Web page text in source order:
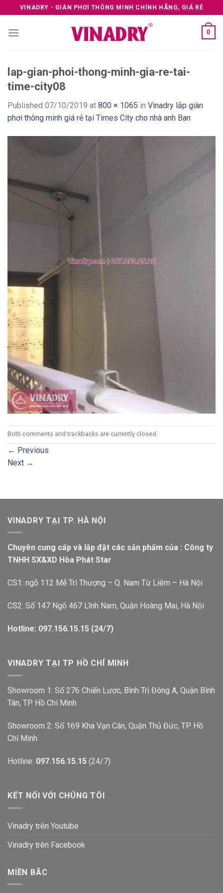
to
content
VINADRY - GIÀN PHƠI THÔNG MINH CHÍNH HÃNG, GIÁ RẺ
0
lap-gian-phoi-thong-minh-gia-re-tai-
time-city08
Published 07/10/2019 at 800 × 1065 in Vinadry lắp giàn
phơi thông minh giá rẻ tại Times City cho nhà anh Ban
Both comments and trackbacks are currently closed.
← Previous
Next →
VINADRY TẠI TP. HÀ NỘI
Chuyên cung cấp và lắp đặt các sản phẩm của : Công ty
TNHH SX&XD Hòa Phát Star
CS1: ngõ 112 Mễ Trì Thượng – Q. Nam Từ Liêm – Hà Nội
CS2: Số 147 Ngõ 467 Lĩnh Nam, Quận Hoàng Mai, Hà Nội
Hotline: 097.156.15.15 (24/7)
VINADRY TẠI TP HỒ CHÍ MINH
Showroom 1: Số 276 Chiến Lược, Bình Trị Đông A, Quận Bình
Tân, TP. Hồ Chí Minh
Showroom 2: Số 169 Kha Vạn Cân, Quận Thủ Đức, TP. Hồ
Chí Minh
Hotline: 097.156.15.15 (24/7)
KẾT NỐI VỚI CHÚNG TÔI
Vinadry trên Youtube
Vinadry trên Facebook
MIỀN BẮC